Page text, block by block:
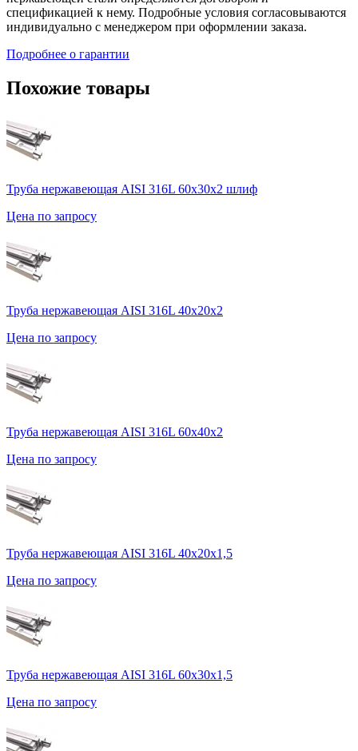
спецификацией к нему. Подробные условия согласовываются
индивидуально с менеджером при оформлении заказа.
Подробнее о гарантии
Похожие товары
Труба нержавеющая AISI 316L 60х30х2 шлиф
Цена по запросу
Труба нержавеющая AISI 316L 40х20х2
Цена по запросу
Труба нержавеющая AISI 316L 60х40х2
Цена по запросу
Труба нержавеющая AISI 316L 40х20х1,5
Цена по запросу
Труба нержавеющая AISI 316L 60х30х1,5
Цена по запросу